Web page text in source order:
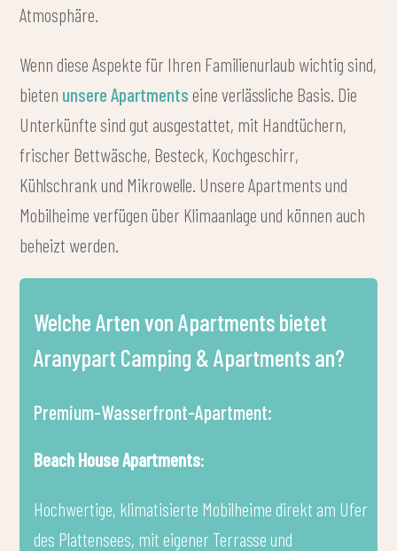
Atmosphäre.
Wenn diese Aspekte für Ihren Familienurlaub wichtig sind,
bieten unsere Apartments eine verlässliche Basis. Die
Unterkünfte sind gut ausgestattet, mit Handtüchern,
frischer Bettwäsche, Besteck, Kochgeschirr,
Kühlschrank und Mikrowelle. Unsere Apartments und
Mobilheime verfügen über Klimaanlage und können auch
beheizt werden.
Welche Arten von Apartments bietet
Aranypart Camping & Apartments an?
Premium-Wasserfront-Apartment:
Beach House Apartments:
Hochwertige, klimatisierte Mobilheime direkt am Ufer
des Plattensees, mit eigener Terrasse und